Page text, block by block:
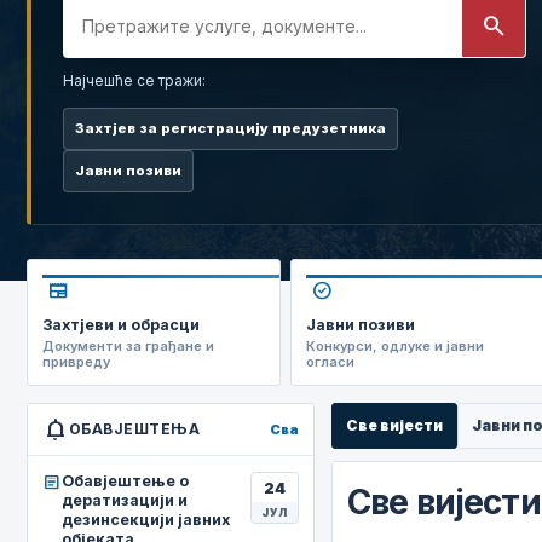
search
Најчешће се тражи:
Захтјев за регистрацију предузетника
Јавни позиви
newspaper
Захтјеви и обрасци
Документи за грађане и
привреду
check_circle
Јавни позиви
Конкурси, одлуке и јавни
огласи
notifications ОБАВЈЕШТЕЊА Сва
article Обавјештење о
дератизацији и
дезинсекцији јавних
24
ЈУЛ
Све вијести Јавни
Све вијести